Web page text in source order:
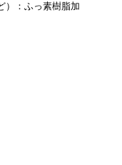
）：ふっ素樹脂加